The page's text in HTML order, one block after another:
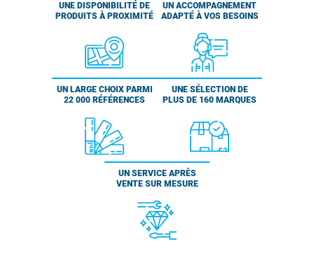
UNE DISPONIBILITÉ DE
PRODUITS À PROXIMITÉ
UN ACCOMPAGNEMENT
ADAPTÉ À VOS BESOINS
UN LARGE CHOIX PARMI
22 000 RÉFÉRENCES
UNE SÉLECTION DE
PLUS DE 160 MARQUES
UN SERVICE APRÈS
VENTE SUR MESURE